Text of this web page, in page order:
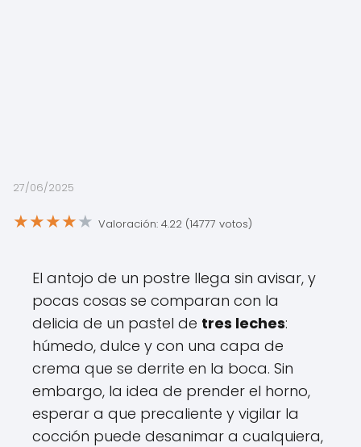
27/06/2025
★★★★★ Valoración: 4.22 (14777 votos)
El antojo de un postre llega sin avisar, y
pocas cosas se comparan con la
delicia de un pastel de tres leches:
húmedo, dulce y con una capa de
crema que se derrite en la boca. Sin
embargo, la idea de prender el horno,
esperar a que precaliente y vigilar la
cocción puede desanimar a cualquiera,